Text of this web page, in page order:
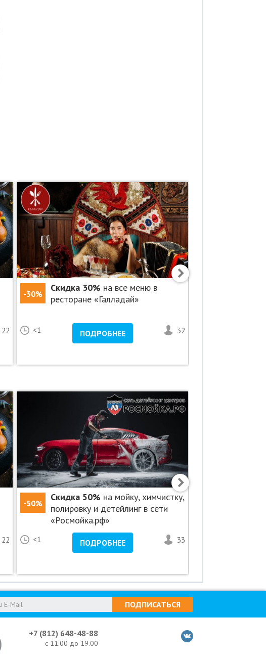
22
-30%
Скидка 30% на все меню в
ресторане «Галладай»
<1 ПОДРОБНЕЕ 32
22
-50%
Скидка 50% на мойку, химчистку,
полировку и детейлинг в сети
«Росмойка.рф»
<1 ПОДРОБНЕЕ 33
ПОДПИСАТЬСЯ
+7 (812) 648-48-88
с 11.00 до 19.00